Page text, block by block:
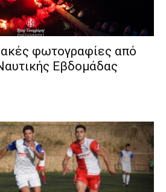
φωτογραφίες από
Εβδομάδας